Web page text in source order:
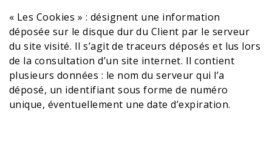
« Les Cookies » : désignent une information
déposée sur le disque dur du Client par le serveur
du site visité. Il s’agit de traceurs déposés et lus lors
de la consultation d’un site internet. Il contient
plusieurs données : le nom du serveur qui l’a
déposé, un identifiant sous forme de numéro
unique, éventuellement une date d’expiration.